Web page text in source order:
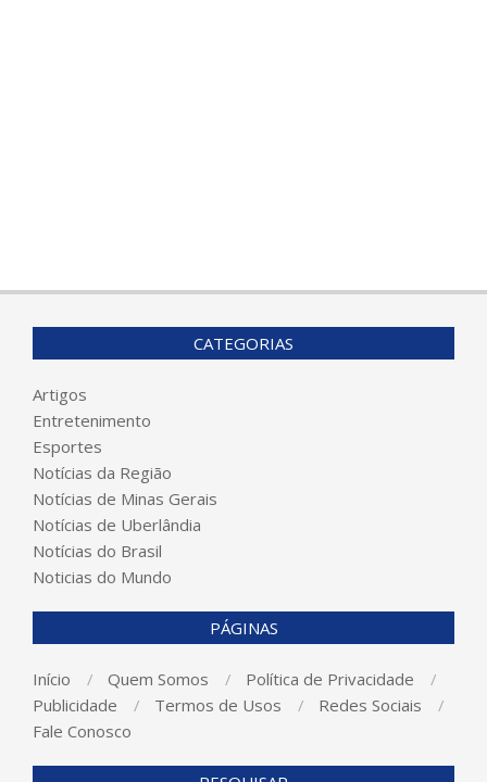
CATEGORIAS
Artigos
Entretenimento
Esportes
Notícias da Região
Notícias de Minas Gerais
Notícias de Uberlândia
Notícias do Brasil
Noticias do Mundo
PÁGINAS
Início Quem Somos
Política de Privacidade
Publicidade
Termos de Usos
Redes Sociais
Fale Conosco